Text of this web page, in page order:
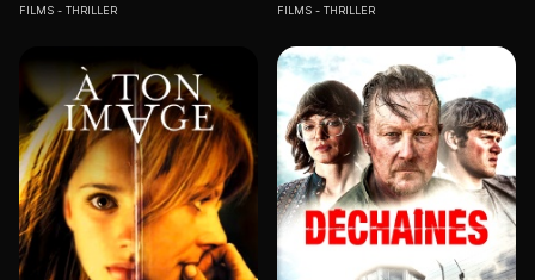
FILMS THRILLER FILMS THRILLER